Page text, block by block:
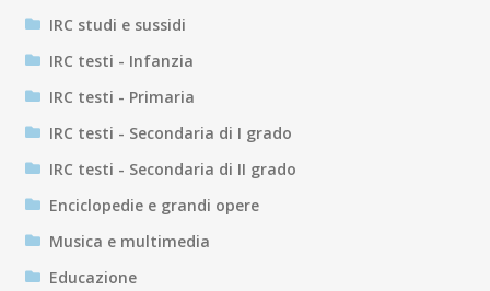
IRC studi e sussidi
IRC testi - Infanzia
IRC testi - Primaria
IRC testi - Secondaria di I grado
IRC testi - Secondaria di II grado
Enciclopedie e grandi opere
Musica e multimedia
Educazione